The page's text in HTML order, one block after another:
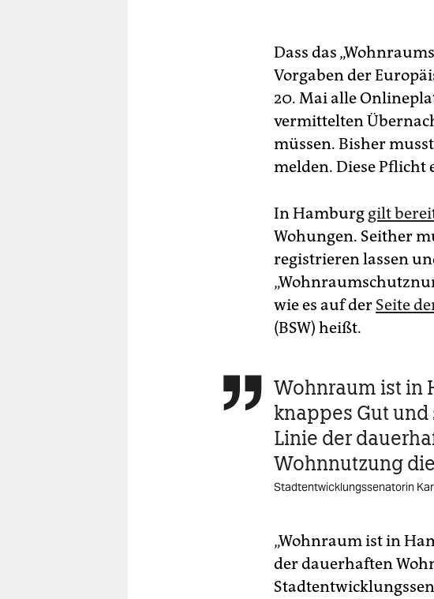
Dass das
Vorgaben der
20. Mai alle
vermittelten
müssen. Bisher
melden. Diese
In Hamburg gilt
Wohungen. Seither
registrieren lassen
wie es auf der Seite
(BSW) heißt.
 Wohnraum ist in
knappes Gut
Linie der
Wohnnutzung
Stadtentwicklungssenatorin
„Wohnraum ist in
der dauerhaften